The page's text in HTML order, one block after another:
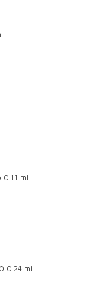
0.11 mi
0.24 mi